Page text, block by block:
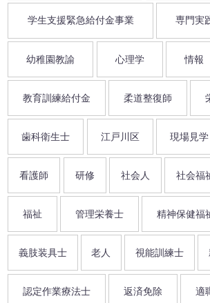
学生支援緊急給付金事業 専門実
幼稚園教諭 心理学 情報
教育訓練給付金 柔道整復師
歯科衛生士 江戸川区 現場見学
看護師 研修 社会人 社会福
福祉 管理栄養士 精神保健福
義肢装具士 老人 視能訓練士
認定作業療法士 返済免除 適